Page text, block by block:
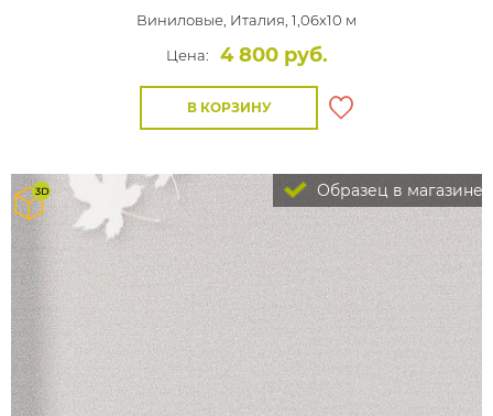
Виниловые, Италия, 1,06x10 м
Цена:
4 800 руб.
В КОРЗИНУ
Образец в магазине